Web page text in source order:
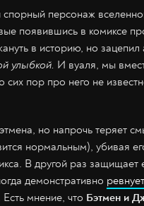
персонаж
появившись в комиксе
в историю, но зацепил
улыбкой. И вуаля, мы
сих пор про него не
но напрочь теряет
нормальным), убивая
В другой раз защищает
демонстративно ревнует
Есть мнение, что Бэтмен и